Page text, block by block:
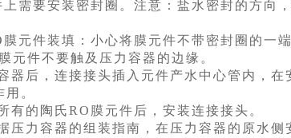
需要安装密封圈。注意：盐水密封的方向
元件装填：小心将膜元件不带密封圈的一
元件不要触及压力容器的边缘。
器后，连接接头插入元件产水中心管内，在
。
有的陶氏RO膜元件后，安装连接接头。
压力容器的组装指南，在压力容器的原水侧